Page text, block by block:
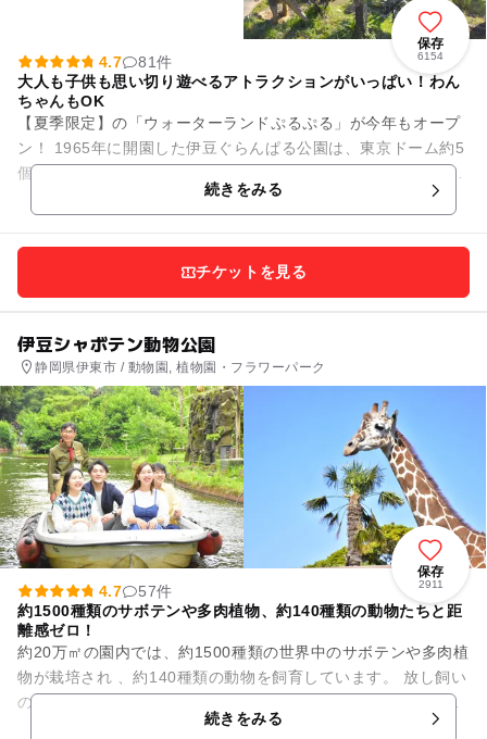
保存
6154
4.7
81件
大人も子供も思い切り遊べるアトラクションがいっぱい！わん
ちゃんもOK
【夏季限定】の「ウォーターランドぷるぷる」が今年もオープ
ン！ 1965年に開園した伊豆ぐらんぱる公園は、東京ドーム約5
個分・約22万㎡の園内で大人も子供も様々なアトラクションで
続きをみる
チケットを見る
伊豆シャボテン動物公園
静岡県伊東市 / 動物園, 植物園・フラワーパーク
保存
2911
4.7
57件
約1500種類のサボテンや多肉植物、約140種類の動物たちと距
離感ゼロ！
約20万㎡の園内では、約1500種類の世界中のサボテンや多肉植
物が栽培され 、約140種類の動物を飼育しています。 放し飼い
のクジャクやリスザルが園内を自由に歩き、カピバラやカンガ
続きをみる